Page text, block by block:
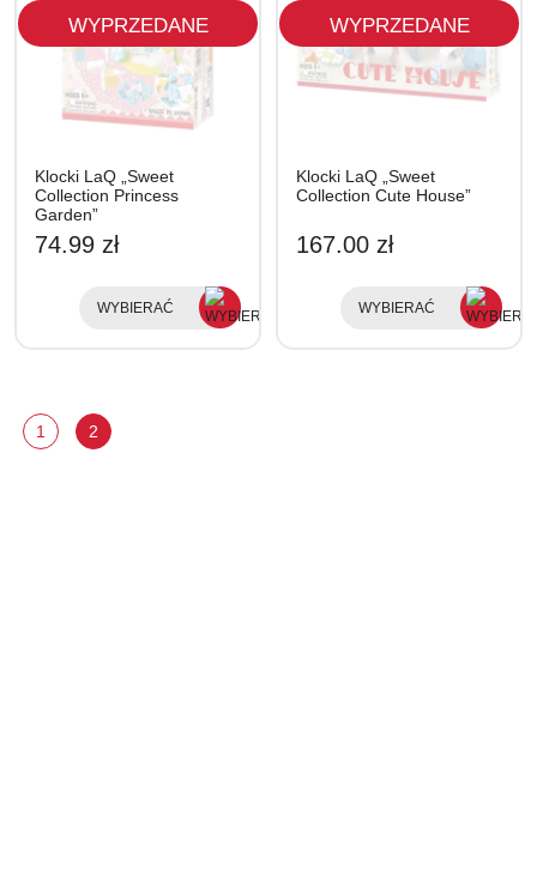
WYPRZEDANE
Klocki LaQ „Sweet
Collection Princess
Garden”
74.99 zł
WYBIERAĆ
WYPRZEDANE
Klocki LaQ „Sweet
Collection Cute House”
167.00 zł
WYBIERAĆ
1 2